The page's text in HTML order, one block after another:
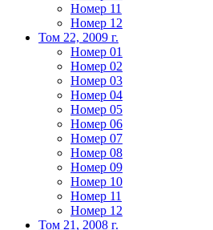
Номер 11
Номер 12
Том 22, 2009 г.
Номер 01
Номер 02
Номер 03
Номер 04
Номер 05
Номер 06
Номер 07
Номер 08
Номер 09
Номер 10
Номер 11
Номер 12
Том 21, 2008 г.